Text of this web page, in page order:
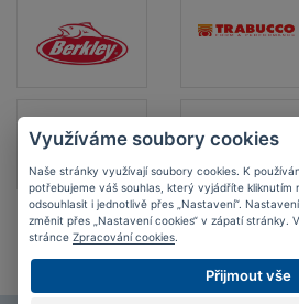
Využíváme soubory cookies
Naše stránky využívají soubory cookies. K
potřebujeme váš souhlas, který vyjádříte kliknutím
odsouhlasit i jednotlivě přes „Nastavení“.
změnit přes „Nastavení cookies“ v zápatí stránky.
stránce Zpracování cookies
Přijmout vše